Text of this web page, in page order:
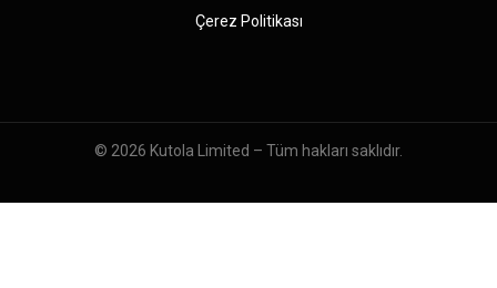
Çerez Politikası
© 2026 Kutola Limited – Tüm hakları saklıdır.